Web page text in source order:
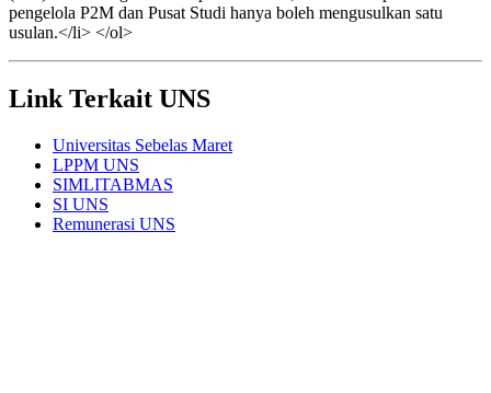
pengelola P2M dan Pusat Studi hanya boleh mengusulkan satu
usulan.</li> </ol>
Link Terkait UNS
Universitas Sebelas Maret
LPPM UNS
SIMLITABMAS
SI UNS
Remunerasi UNS